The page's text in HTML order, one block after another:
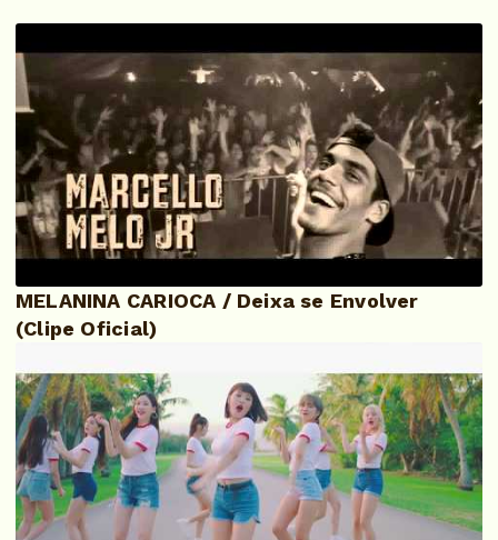
MELANINA CARIOCA / Deixa se Envolver
(Clipe Oficial)